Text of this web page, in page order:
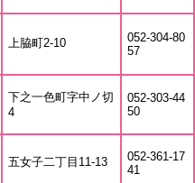
上脇町2-10
052-304-80
57
下之一色町字中ノ切
4
052-303-44
50
五女子二丁目11-13
052-361-17
41